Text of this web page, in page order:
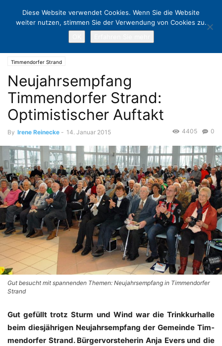
Timmendorfer Strand
Neujahrsempfang
Timmendorfer Strand:
Optimistischer Auftakt
By Irene Reinecke - 14. Januar 2015 0
4405
Gut besucht mit spannenden Themen: Neujahrsempfang in Timmendorfer
Strand
Gut gefüllt trotz Sturm und Wind war die Trink­kur­hal­le
beim dies­jäh­ri­gen Neu­jahrs­emp­fang der Gemein­de Tim­
men­dor­fer Strand. Bür­ger­vor­ste­he­rin Anja Evers und die
Diese Website verwendet Cookies. Wenn Sie die Website
weiter nutzen, stimmen Sie der Verwendung von Cookies zu.